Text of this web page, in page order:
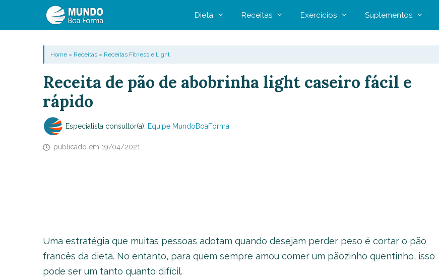
Dieta Receitas Exercícios Suplementos
Home» Receitas» Receitas Fitness e Light
Receita de pão de abobrinha light caseiro fácil e
rápido
Especialista consultor(a): Equipe MundoBoaForma
publicado em 19/04/2021
Uma estratégia que muitas pessoas adotam quando desejam perder peso é cortar o pão
francês da dieta. No entanto, para quem sempre amou comer um pãozinho quentinho, isso
pode ser um tanto quanto difícil.